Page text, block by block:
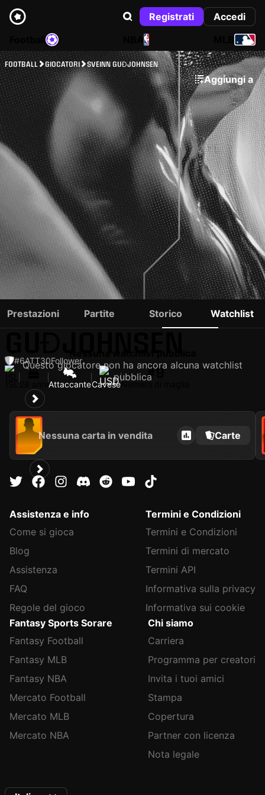
Registrati
Accedi
NBA
FOOTBALL GIOCATORI SVEINN GUÐJOHNSEN
Aggiungi a
SVEINN
#6ATT30Follower
AttaccanteCavese
#9
Numero di maglia
Prestazioni Partite Storico Watchlist
Questo giocatore non ha ancora alcuna watchlist
pubblica
Nessuna carta in vendita Carte
Assistenza e info
Come si gioca
Blog
Assistenza
FAQ
Regole del gioco
Termini e Condizioni
Termini e Condizioni
Termini di mercato
Termini API
Informativa sulla privacy
Informativa sui cookie
Fantasy Sports Sorare
Fantasy Football
Fantasy MLB
Fantasy NBA
Mercato Football
Mercato MLB
Mercato NBA
Chi siamo
Carriera
Programma per creatori
Invita i tuoi amici
Stampa
Copertura
Partner con licenza
Nota legale